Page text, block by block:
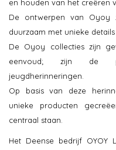
en houden van het creëren
De ontwerpen van Oyoy
duurzaam met unieke
De Oyoy collecties zijn
eenvoud; zijn de
jeugdherinneringen.
Op basis van deze
unieke producten
centraal staan.
Het Deense bedrijf OYOY